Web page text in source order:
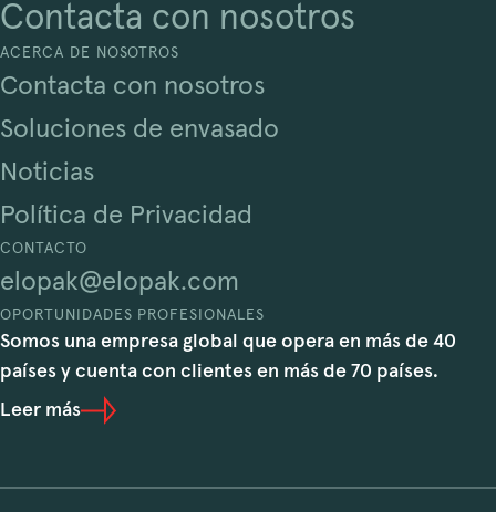
Contacta con nosotros
ACERCA DE NOSOTROS
Contacta con nosotros
Soluciones de envasado
Noticias
Política de Privacidad
CONTACTO
elopak@elopak.com
OPORTUNIDADES PROFESIONALES
Somos una empresa global que opera en más de 40
países y cuenta con clientes en más de 70 países.
Leer más